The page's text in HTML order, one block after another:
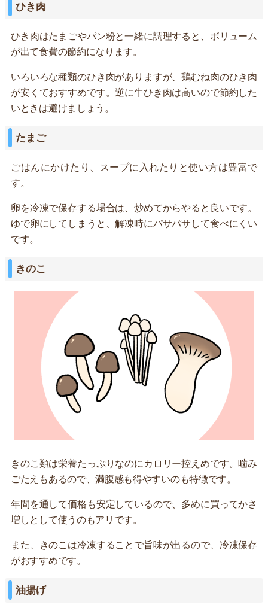
ひき肉
ひき肉はたまごやパン粉と一緒に調理すると、ボリューム
が出て食費の節約になります。
いろいろな種類のひき肉がありますが、鶏むね肉のひき肉
が安くておすすめです。逆に牛ひき肉は高いので節約した
いときは避けましょう。
たまご
ごはんにかけたり、スープに入れたりと使い方は豊富で
す。
卵を冷凍で保存する場合は、炒めてからやると良いです。
ゆで卵にしてしまうと、解凍時にパサパサして食べにくい
です。
きのこ
きのこ類は栄養たっぷりなのにカロリー控えめです。噛み
ごたえもあるので、満腹感も得やすいのも特徴です。
年間を通して価格も安定しているので、多めに買ってかさ
増しとして使うのもアリです。
また、きのこは冷凍することで旨味が出るので、冷凍保存
がおすすめです。
油揚げ